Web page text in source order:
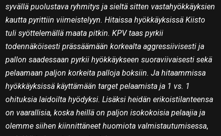
syvällä puolustava ryhmitys ja sieltä sitten vastahyökkäyksien
kautta pyrittiin viimeistelyyn. Hitaissa hyökkäyksissä Kiisto
tuli syöttelemällä maata pitkin. KPV taas pyrkii
todennäköisesti prässäämään korkealta aggressiivisesti ja
pallon saadessaan pyrkii hyökkäykseen suoraviivaisesti sekä
pelaamaan paljon korkeita palloja boksiin. Ja hitaammissa
hyökkäyksissä käyttämään target pelaamista ja 1 vs. 1
ohituksia laidoilta hyödyksi. Lisäksi heidän erikoistilanteensa
on vaarallisia, koska heillä on paljon isokokoisia pelaajia ja
olemme siihen kiinnittäneet huomiota valmistautumisessa,